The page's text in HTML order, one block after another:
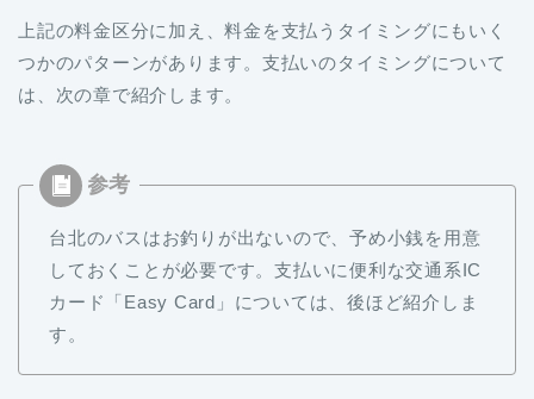
上記の料金区分に加え、料金を支払うタイミングにもいく
つかのパターンがあります。支払いのタイミングについて
は、次の章で紹介します。
台北のバスはお釣りが出ないので、予め小銭を用意
しておくことが必要です。支払いに便利な交通系IC
カード「Easy Card」については、後ほど紹介しま
す。